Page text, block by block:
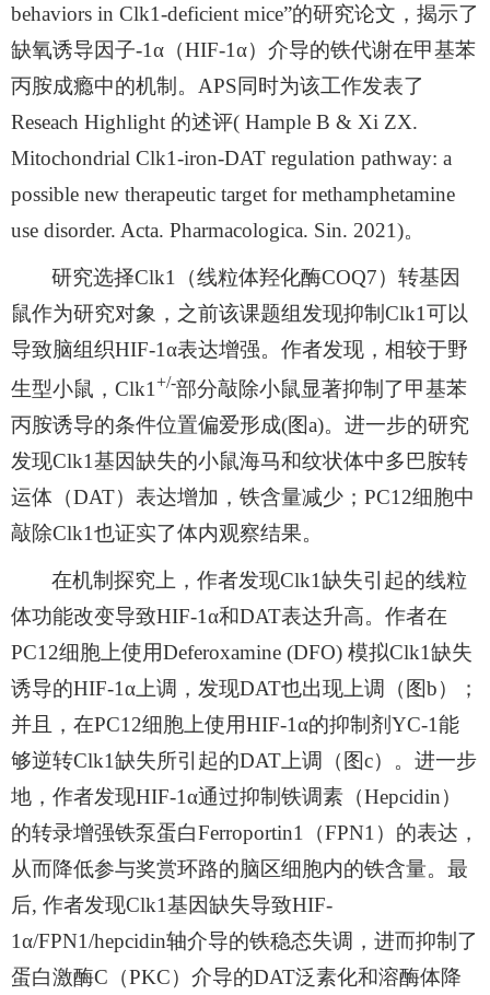
behaviors in Clk1-deficient mice”的研究论文，揭示了
缺氧诱导因子-1α （HIF-1α）介导的铁代谢在甲基苯
丙胺成瘾中的机制。 APS同时为该工作发表了
Reseach Highlight 的述评( Hample B & Xi ZX.
Mitochondrial Clk1-iron-DAT regulation pathway: a
possible new therapeutic target for methamphetamine
use disorder. Acta. Pharmacologica. Sin. 2021)。
研究选择Clk1 （线粒体羟化酶COQ7）转基因
鼠作为研究对象，之前该课题组发现抑制 Clk1可以
导致脑组织HIF-1α表达增强。作者发现，相较于野
生型小鼠， Clk1 +/-部分敲除小鼠显著抑制了甲基苯
丙胺诱导的条件位置偏爱形成(图a)。进一步的研究
发现Clk1基因缺失的小鼠海马和纹状体中多巴胺转
运体（DAT）表达增加，铁含量减少； PC12细胞中
敲除Clk1也证实了体内观察结果。
在机制探究上，作者发现Clk1缺失引起的线粒
体功能改变导致HIF-1α和DAT表达升高。作者在
PC12细胞上使用Deferoxamine (DFO) 模拟Clk1缺失
诱导的HIF-1α 上调，发现DAT也出现上调（图b）；
并且，在PC12细胞上使用HIF-1α的抑制剂YC-1能
够逆转Clk1缺失所引起的DAT 上调（图c）。进一步
地，作者发现HIF-1α通过抑制铁调素（Hepcidin）
的转录增强铁泵蛋白Ferroportin1 （FPN1 ）的表达，
从而降低参与奖赏环路的脑区细胞内的铁含量。最
后, 作者发现Clk1基因缺失导致HIF-
1α/FPN1/hepcidin轴介导的铁稳态失调，进而抑制了
蛋白激酶C （PKC）介导的DAT泛素化和溶酶体降